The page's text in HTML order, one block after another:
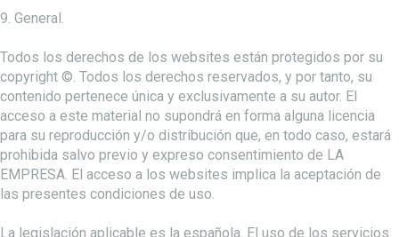
9. General.
Todos los derechos de los websites están protegidos por su
copyright ©. Todos los derechos reservados, y por tanto, su
contenido pertenece única y exclusivamente a su autor. El
acceso a este material no supondrá en forma alguna licencia
para su reproducción y/o distribución que, en todo caso, estará
prohibida salvo previo y expreso consentimiento de LA
EMPRESA. El acceso a los websites implica la aceptación de
las presentes condiciones de uso.
La legislación aplicable es la española. El uso de los servicios